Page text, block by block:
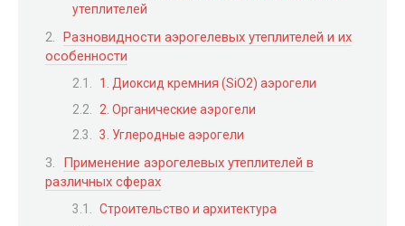
утеплителей
Разновидности аэрогелевых утеплителей и их
особенности
1. Диоксид кремния (SiO2) аэрогели
2. Органические аэрогели
3. Углеродные аэрогели
Применение аэрогелевых утеплителей в
различных сферах
Строительство и архитектура